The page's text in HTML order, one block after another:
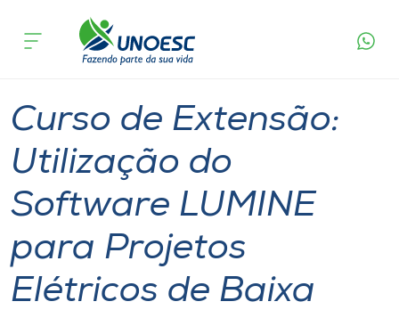
Cursos
Pesquisa
Atendimento ao Estudante
Portal de Ensino
acontece
Curso de Extensão:
Utilização do
Software LUMINE
para Projetos
Elétricos de Baixa